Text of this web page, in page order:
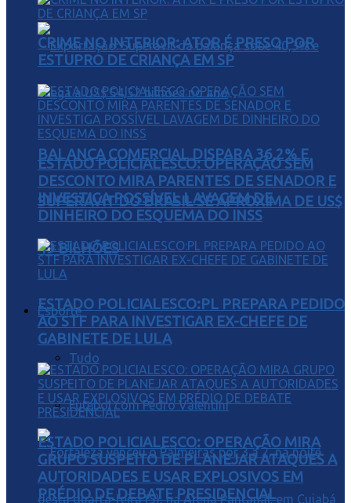
BALANÇA COMERCIAL DISPARA 36,2% E
SUPERÁVIT DO BRASIL SE APROXIMA DE US$
49 BILHÕES
Esporte
Tudo
Futebol com Pedro Valentini
CRIME NO INTERIOR: ATOR É PRESO POR
ESTUPRO DE CRIANÇA EM SP
ESTADO POLICIALESCO: OPERAÇÃO SEM
DESCONTO MIRA PARENTES DE SENADOR E
INVESTIGA POSSÍVEL LAVAGEM DE
DINHEIRO DO ESQUEMA DO INSS
ESTADO POLICIALESCO:PL PREPARA PEDIDO
AO STF PARA INVESTIGAR EX-CHEFE DE
GABINETE DE LULA
ESTADO POLICIALESCO: OPERAÇÃO MIRA
GRUPO SUSPEITO DE PLANEJAR ATAQUES A
AUTORIDADES E USAR EXPLOSIVOS EM
PRÉDIO DE DEBATE PRESIDENCIAL